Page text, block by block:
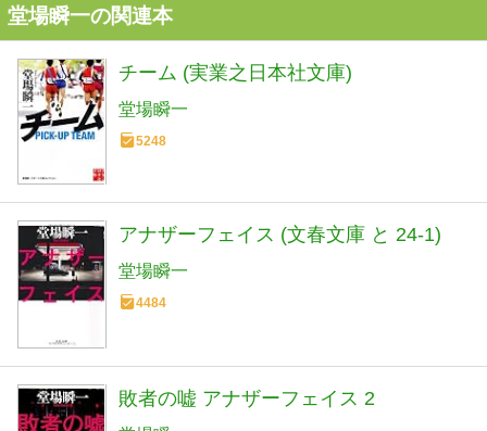
堂場瞬一の関連本
チーム (実業之日本社文庫)
堂場瞬一
5248
アナザーフェイス (文春文庫 と 24-1)
堂場瞬一
4484
敗者の嘘 アナザーフェイス 2